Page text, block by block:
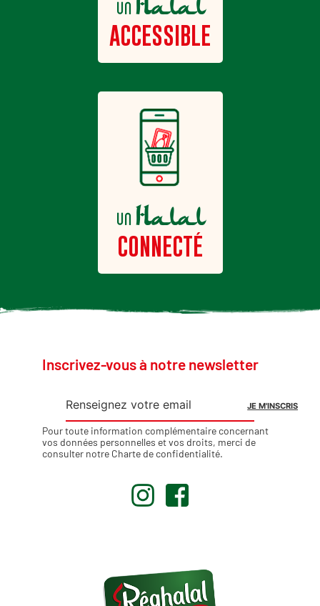
un
ACCESSIBLE
unHalal
CONNECTÉ
Inscrivez-vous à notre newsletter
Pour toute information complémentaire concernant
vos données personnelles et vos droits, merci de
consulter notre Charte de confidentialité.
. .